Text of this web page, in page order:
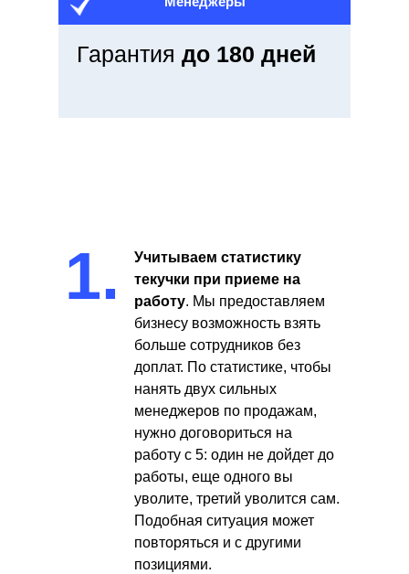
Гарантия до 180 дней
Учитываем статистику
текучки при приеме на
работу. Мы предоставляем
бизнесу возможность взять
больше сотрудников без
доплат. По статистике, чтобы
нанять двух сильных
менеджеров по продажам,
нужно договориться на
работу с 5: один не дойдет до
работы, еще одного вы
уволите, третий уволится сам.
Подобная ситуация может
повторяться и с другими
позициями.
1.